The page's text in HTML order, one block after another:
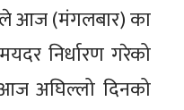
आज (मंगलबार) का
निर्धारण गरेको
अघिल्लो दिनको